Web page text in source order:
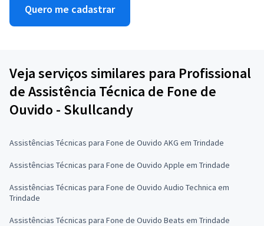
Quero me cadastrar
Veja serviços similares para Profissional
de Assistência Técnica de Fone de
Ouvido - Skullcandy
Assistências Técnicas para Fone de Ouvido AKG em Trindade
Assistências Técnicas para Fone de Ouvido Apple em Trindade
Assistências Técnicas para Fone de Ouvido Audio Technica em
Trindade
Assistências Técnicas para Fone de Ouvido Beats em Trindade